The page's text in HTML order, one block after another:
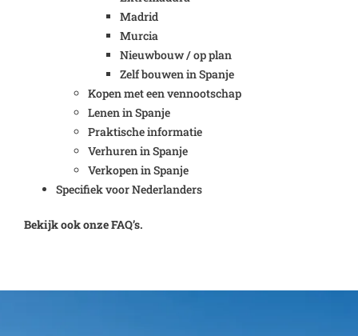
Madrid
Murcia
Nieuwbouw / op plan
Zelf bouwen in Spanje
Kopen met een vennootschap
Lenen in Spanje
Praktische informatie
Verhuren in Spanje
Verkopen in Spanje
Specifiek voor Nederlanders
Bekijk ook onze FAQ’s.